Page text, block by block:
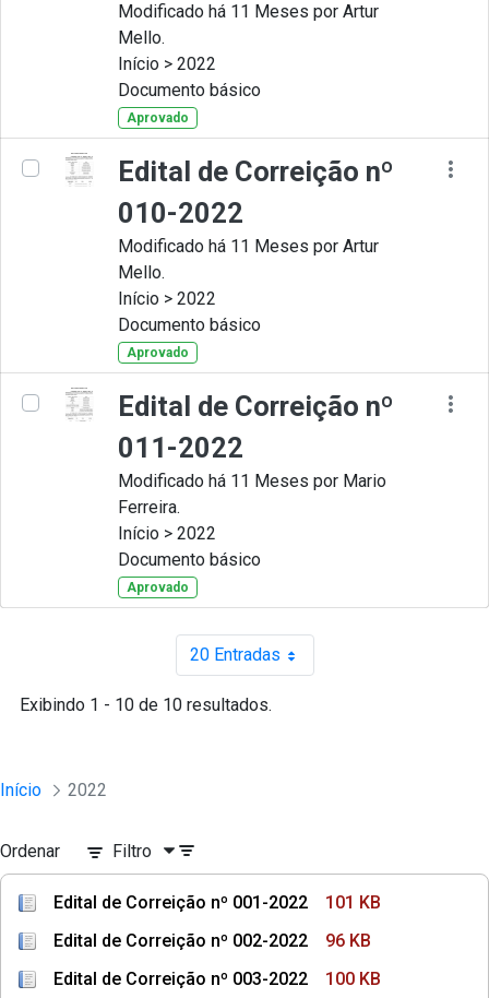
Modificado há 11 Meses por Artur
Mello.
Início > 2022
Documento básico
Aprovado
Edital de Correição nº
010-2022
Modificado há 11 Meses por Artur
Mello.
Início > 2022
Documento básico
Aprovado
Edital de Correição nº
011-2022
Modificado há 11 Meses por Mario
Ferreira.
Início > 2022
Documento básico
Aprovado
20 EntradasPor página
Exibindo 1 - 10 de 10 resultados.
Início 2022
Ordenar Filtro
Edital de Correição nº 001-2022
101 KB
Edital de Correição nº 002-2022
96 KB
Edital de Correição nº 003-2022
100 KB